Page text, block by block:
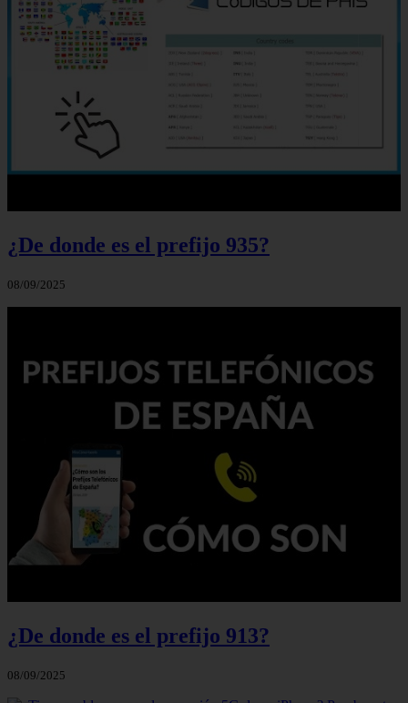
¿De donde es el prefijo 935?
08/09/2025
¿De donde es el prefijo 913?
08/09/2025